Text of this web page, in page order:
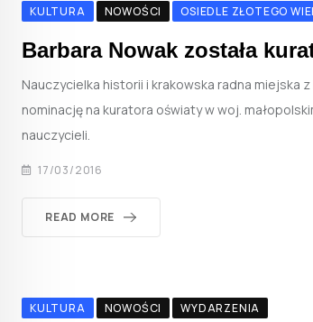
KULTURA NOWOŚCI OSIEDLE ZŁOTEGO
Barbara Nowak została
Nauczycielka historii i krakowska radna miejska z
nominację na kuratora oświaty w woj.
nauczycieli.
17/03/2016
READ MORE
KULTURA NOWOŚCI WYDARZENIA